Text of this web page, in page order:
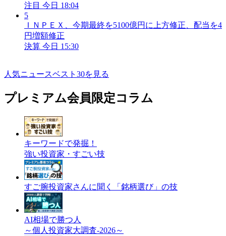
注目 今日 18:04
5
ＩＮＰＥＸ、今期最終を5100億円に上方修正、配当を4
円増額修正
決算 今日 15:30
人気ニュースベスト30を見る
プレミアム会員限定コラム
キーワードで発掘！
強い投資家・すごい技
すご腕投資家さんに聞く「銘柄選び」の技
AI相場で勝つ人
～個人投資家大調査-2026～